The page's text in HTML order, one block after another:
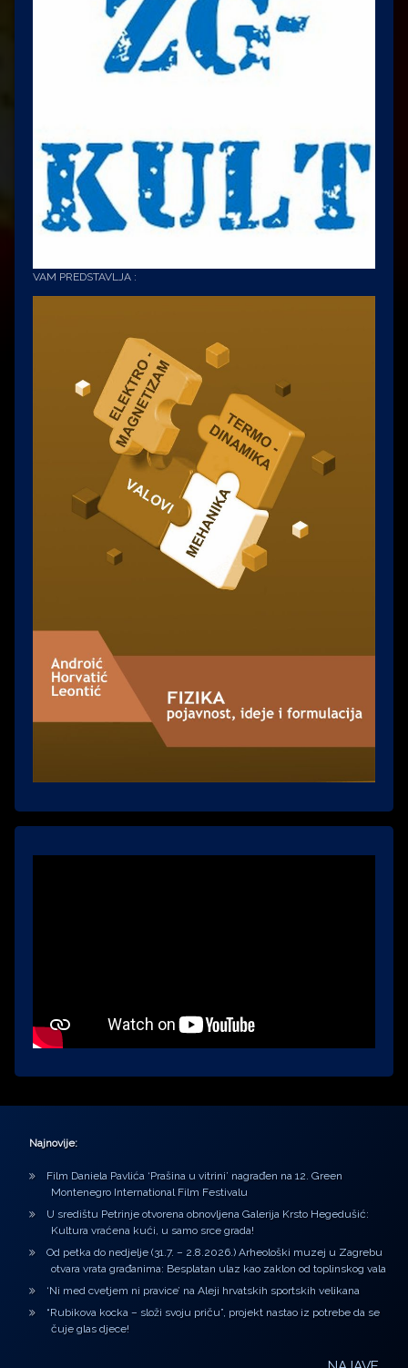
VAM PREDSTAVLJA :
Najnovije:
Film Daniela Pavlića ‘Prašina u vitrini’ nagrađen na 12. Green
Montenegro International Film Festivalu
U središtu Petrinje otvorena obnovljena Galerija Krsto Hegedušić:
Kultura vraćena kući, u samo srce grada!
Od petka do nedjelje (31.7. – 2.8.2026.) Arheološki muzej u Zagrebu
otvara vrata građanima: Besplatan ulaz kao zaklon od toplinskog vala
‘Ni med cvetjem ni pravice’ na Aleji hrvatskih sportskih velikana
“Rubikova kocka – složi svoju priču”, projekt nastao iz potrebe da se
čuje glas djece!